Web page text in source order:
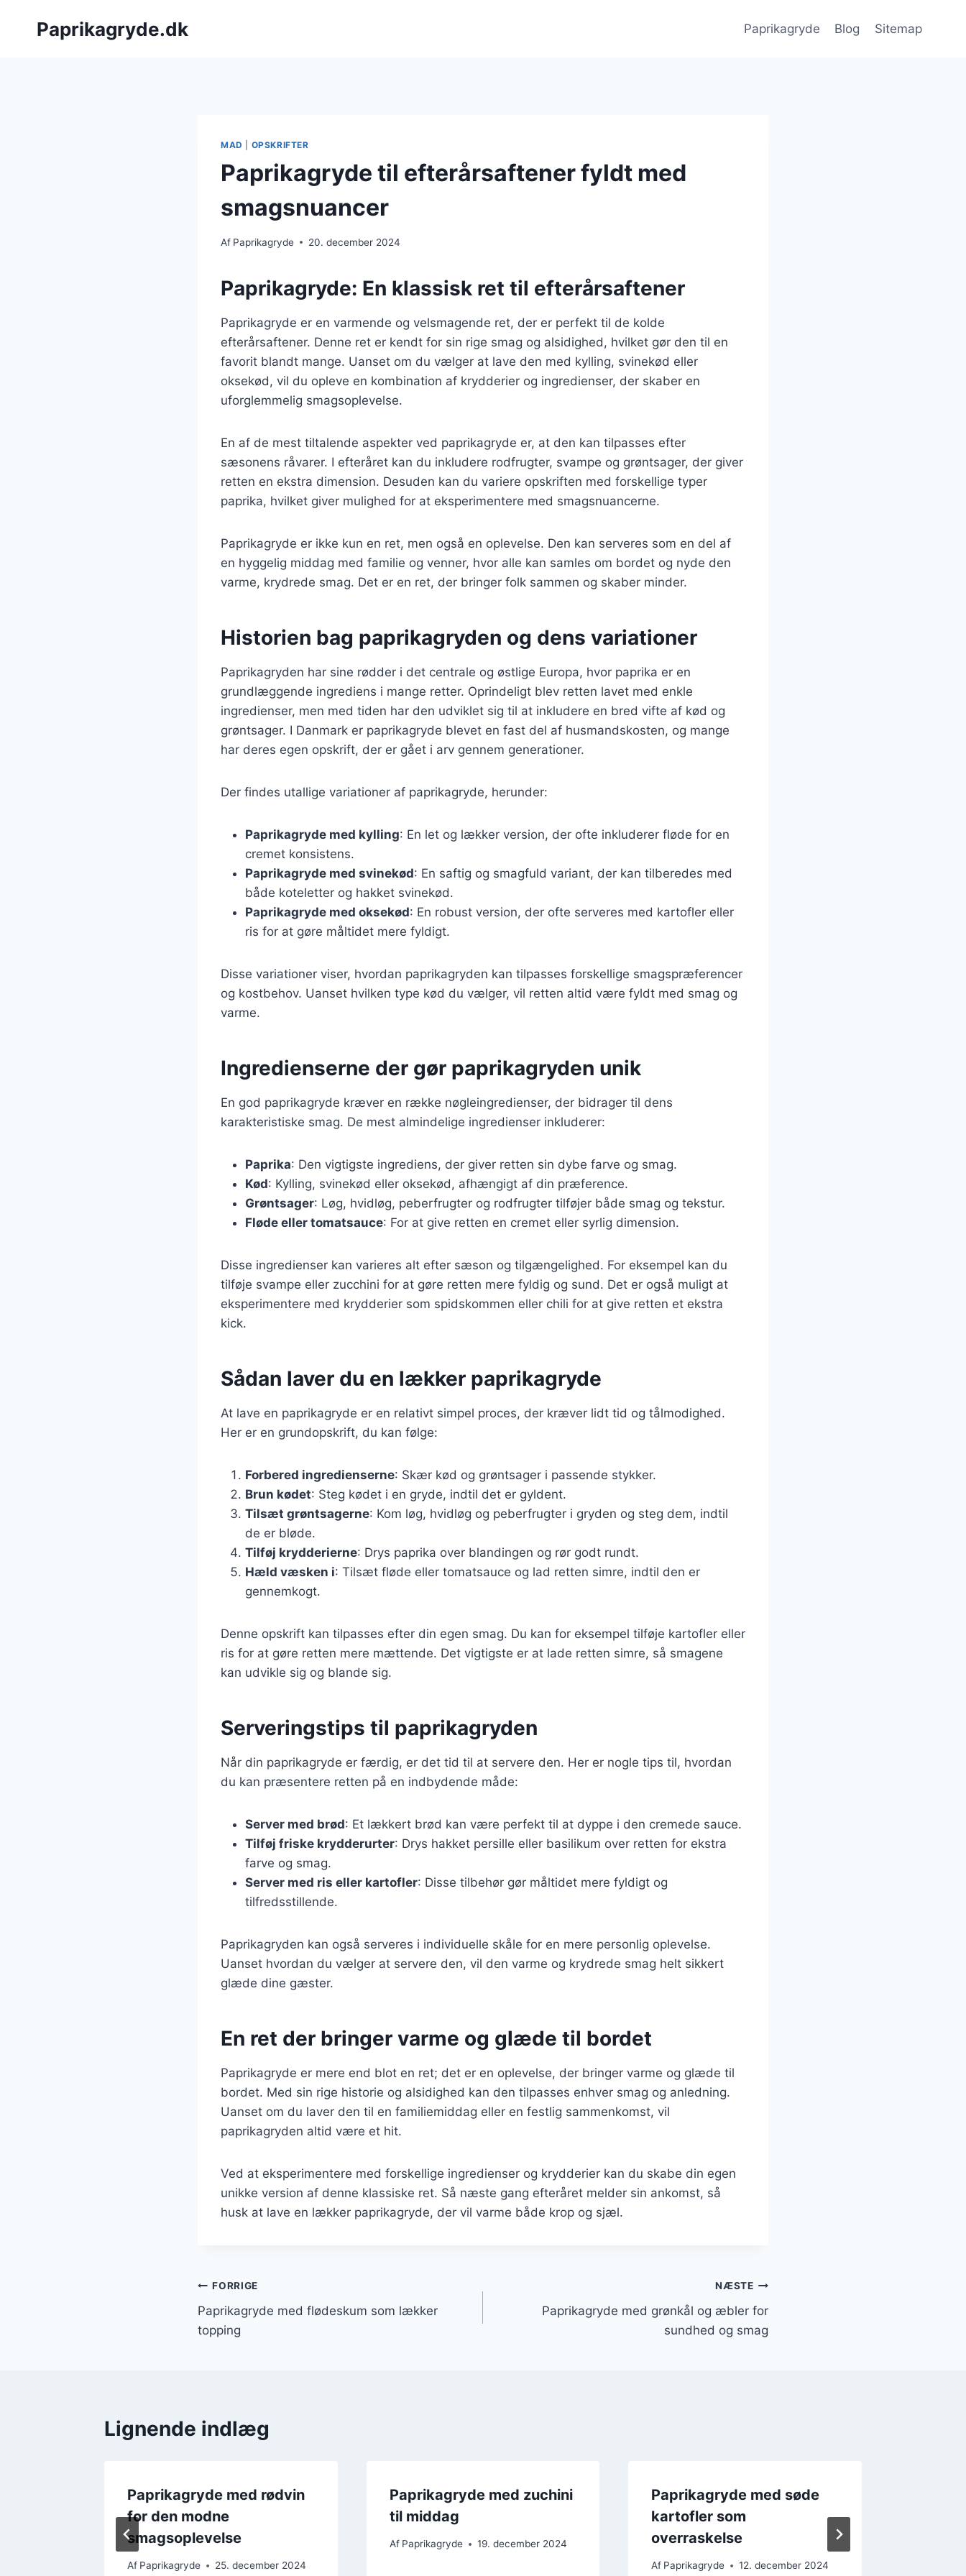
Paprikagryde.dk Paprikagryde Blog Sitemap
MAD OPSKRIFTER
Paprikagryde til efterårsaftener fyldt med
smagsnuancer
Af Paprikagryde 20. december 2024
Paprikagryde: En klassisk ret til efterårsaftener
Paprikagryde er en varmende og velsmagende ret, der er perfekt til de kolde
efterårsaftener. Denne ret er kendt for sin rige smag og alsidighed, hvilket gør den til en
favorit blandt mange. Uanset om du vælger at lave den med kylling, svinekød eller
oksekød, vil du opleve en kombination af krydderier og ingredienser, der skaber en
uforglemmelig smagsoplevelse.
En af de mest tiltalende aspekter ved paprikagryde er, at den kan tilpasses efter
sæsonens råvarer. I efteråret kan du inkludere rodfrugter, svampe og grøntsager, der giver
retten en ekstra dimension. Desuden kan du variere opskriften med forskellige typer
paprika, hvilket giver mulighed for at eksperimentere med smagsnuancerne.
Paprikagryde er ikke kun en ret, men også en oplevelse. Den kan serveres som en del af
en hyggelig middag med familie og venner, hvor alle kan samles om bordet og nyde den
varme, krydrede smag. Det er en ret, der bringer folk sammen og skaber minder.
Historien bag paprikagryden og dens variationer
Paprikagryden har sine rødder i det centrale og østlige Europa, hvor paprika er en
grundlæggende ingrediens i mange retter. Oprindeligt blev retten lavet med enkle
ingredienser, men med tiden har den udviklet sig til at inkludere en bred vifte af kød og
grøntsager. I Danmark er paprikagryde blevet en fast del af husmandskosten, og mange
har deres egen opskrift, der er gået i arv gennem generationer.
Der findes utallige variationer af paprikagryde, herunder:
Paprikagryde med kylling: En let og lækker version, der ofte inkluderer fløde for en
cremet konsistens.
Paprikagryde med svinekød: En saftig og smagfuld variant, der kan tilberedes med
både koteletter og hakket svinekød.
Paprikagryde med oksekød: En robust version, der ofte serveres med kartofler eller
ris for at gøre måltidet mere fyldigt.
Disse variationer viser, hvordan paprikagryden kan tilpasses forskellige smagspræferencer
og kostbehov. Uanset hvilken type kød du vælger, vil retten altid være fyldt med smag og
varme.
Ingredienserne der gør paprikagryden unik
En god paprikagryde kræver en række nøgleingredienser, der bidrager til dens
karakteristiske smag. De mest almindelige ingredienser inkluderer:
Paprika: Den vigtigste ingrediens, der giver retten sin dybe farve og smag.
Kød: Kylling, svinekød eller oksekød, afhængigt af din præference.
Grøntsager: Løg, hvidløg, peberfrugter og rodfrugter tilføjer både smag og tekstur.
Fløde eller tomatsauce: For at give retten en cremet eller syrlig dimension.
Disse ingredienser kan varieres alt efter sæson og tilgængelighed. For eksempel kan du
tilføje svampe eller zucchini for at gøre retten mere fyldig og sund. Det er også muligt at
eksperimentere med krydderier som spidskommen eller chili for at give retten et ekstra
kick.
Sådan laver du en lækker paprikagryde
At lave en paprikagryde er en relativt simpel proces, der kræver lidt tid og tålmodighed.
Her er en grundopskrift, du kan følge:
Forbered ingredienserne: Skær kød og grøntsager i passende stykker.
Brun kødet: Steg kødet i en gryde, indtil det er gyldent.
Tilsæt grøntsagerne: Kom løg, hvidløg og peberfrugter i gryden og steg dem, indtil
de er bløde.
Tilføj krydderierne: Drys paprika over blandingen og rør godt rundt.
Hæld væsken i: Tilsæt fløde eller tomatsauce og lad retten simre, indtil den er
gennemkogt.
Denne opskrift kan tilpasses efter din egen smag. Du kan for eksempel tilføje kartofler eller
ris for at gøre retten mere mættende. Det vigtigste er at lade retten simre, så smagene
kan udvikle sig og blande sig.
Serveringstips til paprikagryden
Når din paprikagryde er færdig, er det tid til at servere den. Her er nogle tips til, hvordan
du kan præsentere retten på en indbydende måde:
Server med brød: Et lækkert brød kan være perfekt til at dyppe i den cremede sauce.
Tilføj friske krydderurter: Drys hakket persille eller basilikum over retten for ekstra
farve og smag.
Server med ris eller kartofler: Disse tilbehør gør måltidet mere fyldigt og
tilfredsstillende.
Paprikagryden kan også serveres i individuelle skåle for en mere personlig oplevelse.
Uanset hvordan du vælger at servere den, vil den varme og krydrede smag helt sikkert
glæde dine gæster.
En ret der bringer varme og glæde til bordet
Paprikagryde er mere end blot en ret; det er en oplevelse, der bringer varme og glæde til
bordet. Med sin rige historie og alsidighed kan den tilpasses enhver smag og anledning.
Uanset om du laver den til en familiemiddag eller en festlig sammenkomst, vil
paprikagryden altid være et hit.
Ved at eksperimentere med forskellige ingredienser og krydderier kan du skabe din egen
unikke version af denne klassiske ret. Så næste gang efteråret melder sin ankomst, så
husk at lave en lækker paprikagryde, der vil varme både krop og sjæl.
Indlægsnavigation
FORRIGE
Paprikagryde med flødeskum som lækker
topping
NÆSTE
Paprikagryde med grønkål og æbler for
sundhed og smag
Lignende indlæg
Paprikagryde med rødvin
for den modne
smagsoplevelse
Af Paprikagryde 25. december 2024
Paprikagryde med zuchini
til middag
Af Paprikagryde 19. december 2024
Paprikagryde med søde
kartofler som
overraskelse
Af Paprikagryde 12. december 2024